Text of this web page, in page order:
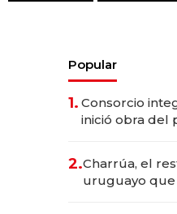
Popular
1. Consorcio
inició obra del
millones
2.Charrúa, el
uruguayo que